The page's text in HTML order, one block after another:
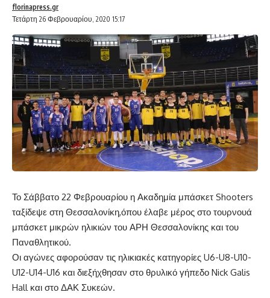
Τετάρτη 26 Φεβρουαρίου, 2020 15:17
florinapress.gr
Το Σάββατο 22 Φεβρουαρίου η Ακαδημία μπάσκετ Shooters
ταξίδεψε στη Θεσσαλονίκη,όπου έλαβε μέρος στο τουρνουά
μπάσκετ μικρών ηλικιών του ΑΡΗ Θεσσαλονίκης και του
Παναθλητικού.
Οι αγώνες αφορούσαν τις ηλικιακές κατηγορίες U6-U8-U10-
U12-U14-U16 και διεξήχθησαν στο θρυλικό γήπεδο Nick Galis
Hall και στο ΔΑΚ Συκεών.